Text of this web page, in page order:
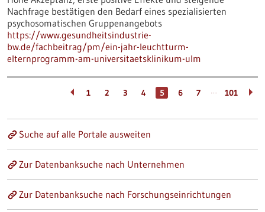
Nachfrage bestätigen den Bedarf eines spezialisierten
psychosomatischen Gruppenangebots
https://www.gesundheitsindustrie-
bw.de/fachbeitrag/pm/ein-jahr-leuchtturm-
elternprogramm-am-universitaetsklinikum-ulm
1 2 3 4 5 6 7 … 101
Suche auf alle Portale ausweiten
Zur Datenbanksuche nach Unternehmen
Zur Datenbanksuche nach Forschungseinrichtungen